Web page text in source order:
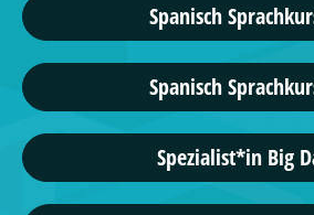
Spanisch
Spanisch
Spezialist*in Big